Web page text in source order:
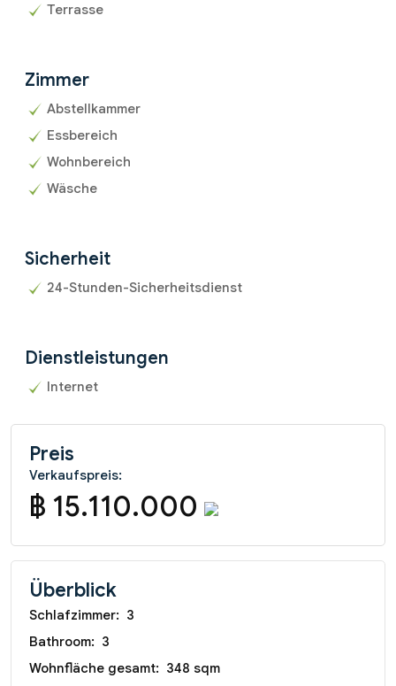
Terrasse
Zimmer
Abstellkammer
Essbereich
Wohnbereich
Wäsche
Sicherheit
24-Stunden-Sicherheitsdienst
Dienstleistungen
Internet
Preis
Verkaufspreis:
฿ 15.110.000
Überblick
Schlafzimmer: 3
Bathroom: 3
Wohnfläche gesamt: 348 sqm